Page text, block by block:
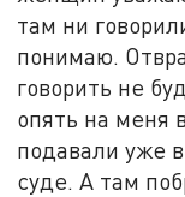
там ни
понимаю.
говорить не
опять на меня
подавали уже
суде. А там